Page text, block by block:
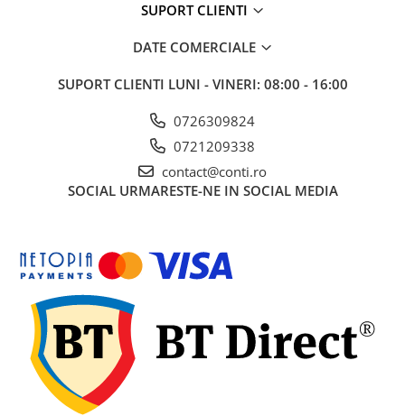
Pompe spuma poliuretanica
Accesorii sisteme pompare
Compactoare
Placi compactoare unidirectionale
Placi compactoare reversibile
Cilindri vibrocompactori
Betoniere
Malaxoare
Accesorii betoniere
Depozitare, transport si protectie
Scari de lucru si schele
Echipamente de ridicat
Echipamente pentru transport
SUPORT CLIENTI
DATE COMERCIALE
SUPORT CLIENTI LUNI - VINERI: 08:00 - 16:00
0726309824
0721209338
contact@conti.ro
SOCIAL URMARESTE-NE IN SOCIAL MEDIA